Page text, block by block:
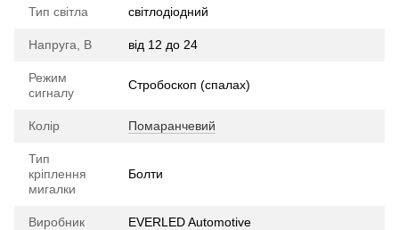
Тип світла cвітлодіодний
Напруга, В від 12 до 24
Режим
сигналу
Стробоскоп (спалах)
Колір Помаранчевий
Тип
кріплення
мигалки
Болти
Виробник EVERLED Automotive